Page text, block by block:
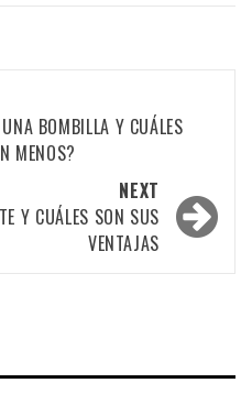
BOMBILLA Y CUÁLES
MENOS?
NEXT
Y CUÁLES SON SUS
VENTAJAS